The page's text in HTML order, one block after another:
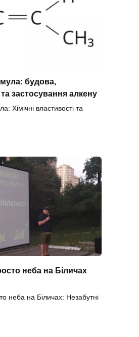
будова,
застосування алкену
Хімічні властивості та
неба на Біличах
неба на Біличах: Незабутні